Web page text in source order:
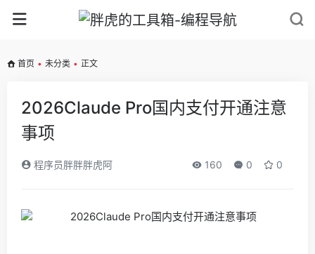
首页 • 未分类 • 正文
2026Claude Pro国内支付开通注意
事项
程序员胖胖胖虎阿 160 0 0